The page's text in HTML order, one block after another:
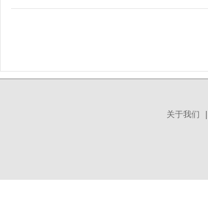
关于我们